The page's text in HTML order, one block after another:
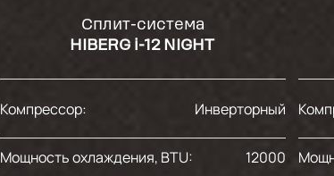
Сплит-система
HIBERG i-12 NIGHT
Компрессор: Инверторный
Мощность охлаждения, BTU:
12000